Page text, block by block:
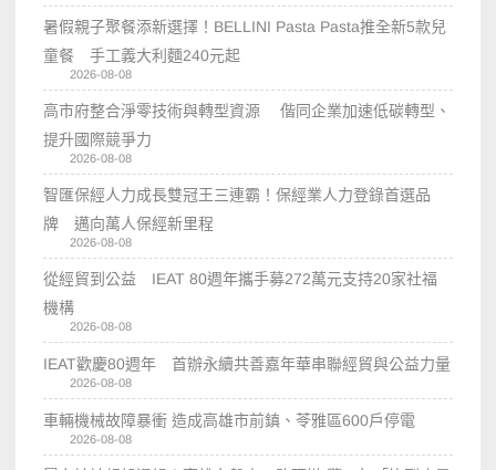
暑假親子聚餐添新選擇！BELLINI Pasta Pasta推全新5款兒
童餐 手工義大利麵240元起
2026-08-08
高市府整合淨零技術與轉型資源 偕同企業加速低碳轉型、
提升國際競爭力
2026-08-08
智匯保經人力成長雙冠王三連霸！保經業人力登錄首選品
牌 邁向萬人保經新里程
2026-08-08
從經貿到公益 IEAT 80週年攜手募272萬元支持20家社福
機構
2026-08-08
IEAT歡慶80週年 首辦永續共善嘉年華串聯經貿與公益力量
2026-08-08
車輛機械故障暴衝 造成高雄市前鎮、苓雅區600戶停電
2026-08-08